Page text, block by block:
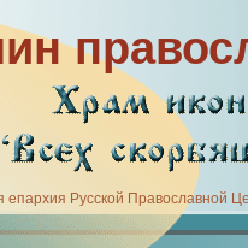
епархия Русской Православной